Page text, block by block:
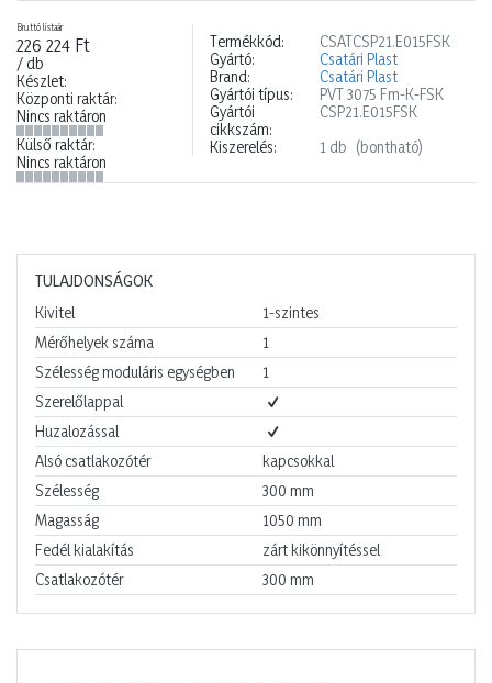
Bruttó listaár
226 224 Ft
/ db
Készlet:
Központi raktár:
Nincs raktáron
Külső raktár:
Nincs raktáron
Termékkód:
CSATCSP21.E015FSK
Gyártó:
Csatári Plast
Brand:
Csatári Plast
Gyártói típus:
PVT 3075 Fm-K-FSK
Gyártói
cikkszám:
CSP21.E015FSK
Kiszerelés:
1 db (bontható)
TULAJDONSÁGOK
Kivitel
1-szintes
Mérőhelyek száma
1
Szélesség moduláris egységben
1
Szerelőlappal
Huzalozással
Alsó csatlakozótér
kapcsokkal
Szélesség
300 mm
Magasság
1050 mm
Fedél kialakítás
zárt kikönnyítéssel
Csatlakozótér
300 mm